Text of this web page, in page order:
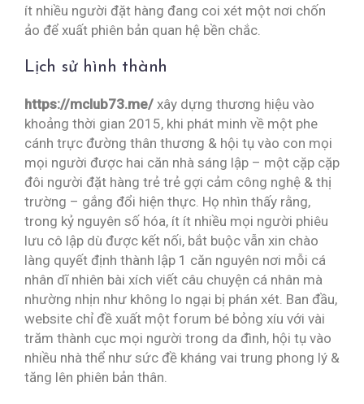
ít nhiều người đặt hàng đang coi xét một nơi chốn
ảo để xuất phiên bản quan hệ bền chắc.
Lịch sử hình thành
https://mclub73.me/ xây dựng thương hiệu vào
khoảng thời gian 2015, khi phát minh về một phe
cánh trực đường thân thương & hội tụ vào con mọi
mọi người được hai căn nhà sáng lập – một cặp cặp
đôi người đặt hàng trẻ trẻ gợi cảm công nghệ & thị
trường – gắng đổi hiện thực. Họ nhìn thấy rằng,
trong kỷ nguyên số hóa, ít ít nhiều mọi người phiêu
lưu cô lập dù được kết nối, bắt buộc vẫn xin chào
làng quyết định thành lập 1 căn nguyên nơi mỗi cá
nhân dĩ nhiên bài xích viết câu chuyện cá nhân mà
nhường nhịn như không lo ngại bị phán xét. Ban đầu,
website chỉ đề xuất một forum bé bỏng xíu với vài
trăm thành cục mọi người trong da đình, hội tụ vào
nhiều nhà thể như sức đề kháng vai trung phong lý &
tăng lên phiên bản thân.